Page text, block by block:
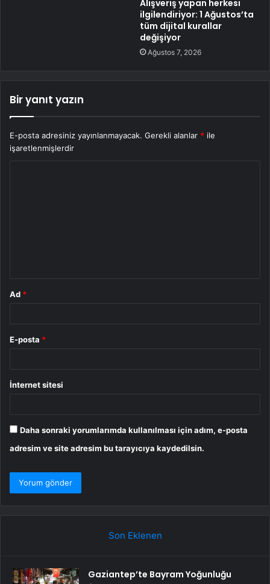
Alışveriş yapan herkesi
ilgilendiriyor: 1 Ağustos’ta
tüm dijital kurallar
değişiyor
Ağustos 7, 2026
Bir yanıt yazın
E-posta adresiniz yayınlanmayacak. Gerekli alanlar * ile
işaretlenmişlerdir
Ad *
E-posta *
İnternet sitesi
Daha sonraki yorumlarımda kullanılması için adım, e-posta
adresim ve site adresim bu tarayıcıya kaydedilsin.
Son Eklenen
Gaziantep’te Bayram Yoğunluğu